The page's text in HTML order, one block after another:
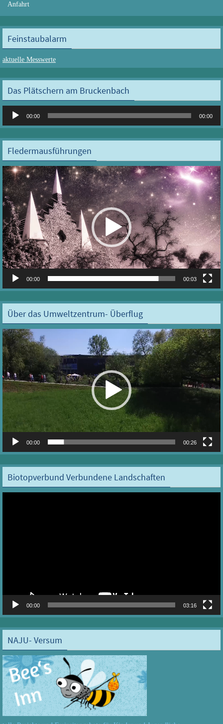
Anfahrt
Feinstaubalarm
aktuelle Messwerte
Das Plätschern am Bruckenbach
Audio-
00:00 00:00
Fledermausführungen
Video-
Player
00:00 00:03
Über das Umweltzentrum- Überflug
Video-
Player
00:00 00:26
Biotopverbund Verbundene Landschaften
00:00 03:16
NAJU- Versum